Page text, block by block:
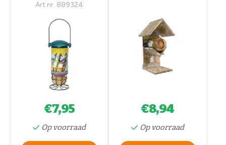
Art nr. 889324
€7,95
Op voorraad
€8,94
Op voorraad